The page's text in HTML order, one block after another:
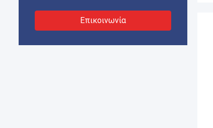
Επικοινωνία